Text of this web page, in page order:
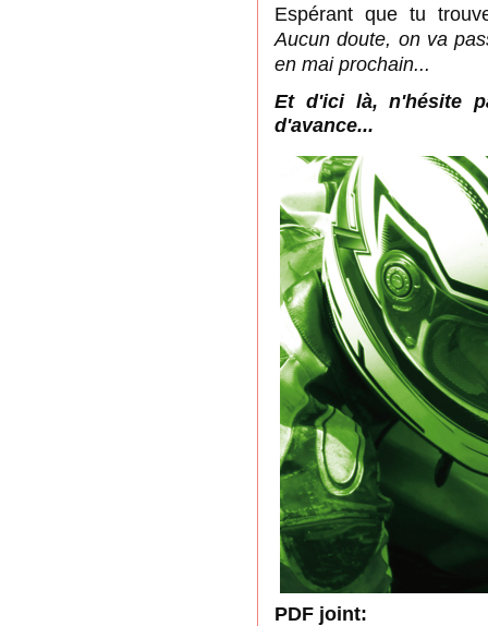
Espérant que tu
Aucun doute, on va
en mai prochain...
Et d'ici là, n'hésite
d'avance...
PDF joint: